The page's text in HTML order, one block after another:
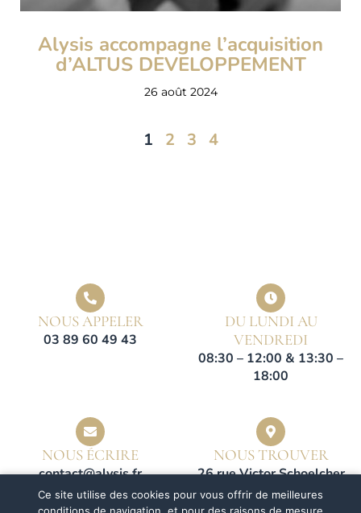
Alysis accompagne l’acquisition
d’ALTUS DEVELOPPEMENT
26 août 2024
1 2 3 4
NOUS APPELER
03 89 60 49 43
DU LUNDI AU
VENDREDI
08:30 – 12:00 & 13:30 –
18:00
NOUS ÉCRIRE
contact@alysis.fr
NOUS TROUVER
26 rue Victor Schoelcher
Parc des Collines, 68200
Mulhouse
Ce site utilise des cookies pour vous offrir de meilleures